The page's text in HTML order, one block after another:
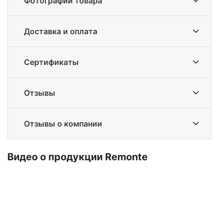
Доставка и оплата
Сертификаты
Отзывы
Отзывы о компании
Ви­део о про­дук­ции Re­mon­te